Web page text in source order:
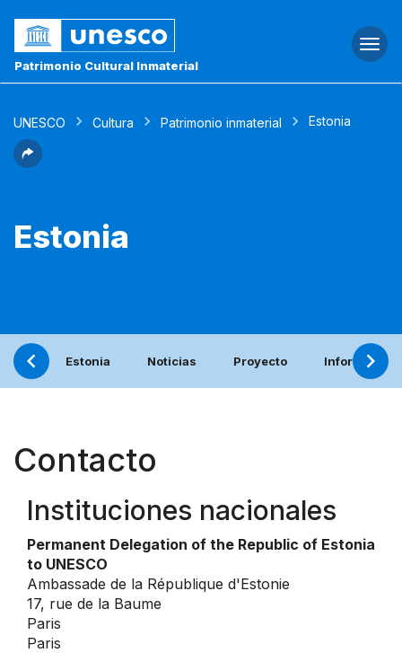
Patrimonio Cultural Inmaterial
UNESCO Cultura Patrimonio inmaterial Estonia
Estonia
Estonia Noticias Proyecto Informe
Contacto
Instituciones nacionales
Permanent Delegation of the Republic of Estonia
to UNESCO
Ambassade de la République d'Estonie
17, rue de la Baume
Paris
Paris